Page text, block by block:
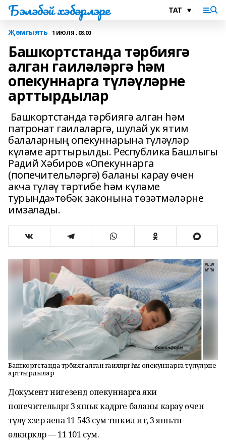
Бэлэбэй хэбэрлэре
Җәмгыять 1 ИЮЛЯ , 08:00
Башкортстанда тәрбиягә
алган гаиләләргә һәм
опекуннарга түләүләрне
арттырдылар
Башкортстанда тәрбиягә алган һәм
патронат гаиләләргә, шулай ук ятим
балаларның опекуннарына түләүләр
күләме арттырылды. Республика Башлыгы
Радий Хәбиров «Опекуннарга
(попечительләргә) баланы карау өчен
акча түләү тәртибе һәм күләме
турында»төбәк законына төзәтмәләрне
имзалады.
Башкортстанда тәрбиягә алган гаиләләргә һәм опекуннарга түләүләрне
арттырдылар
Документ нигезендә опекуннарга яки
попечительләргә 3 яшькә кадәрге баланы карау өчен
түләү хәзер аена 11 543 сум тәшкил итә, 3 яшьтән
өлкәнрәкләр — 11 101 сум.